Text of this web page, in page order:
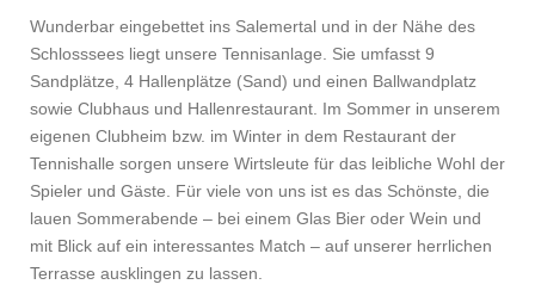
Wunderbar eingebettet ins Salemertal und in der Nähe des
Schlosssees liegt unsere Tennisanlage. Sie umfasst 9
Sandplätze, 4 Hallenplätze (Sand) und einen Ballwandplatz
sowie Clubhaus und Hallenrestaurant. Im Sommer in unserem
eigenen Clubheim bzw. im Winter in dem Restaurant der
Tennishalle sorgen unsere Wirtsleute für das leibliche Wohl der
Spieler und Gäste. Für viele von uns ist es das Schönste, die
lauen Sommerabende – bei einem Glas Bier oder Wein und
mit Blick auf ein interessantes Match – auf unserer herrlichen
Terrasse ausklingen zu lassen.